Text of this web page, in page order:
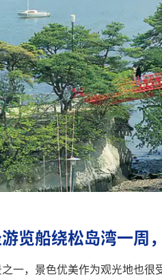
览船绕松岛湾一周
一，景色优美作为观光地也